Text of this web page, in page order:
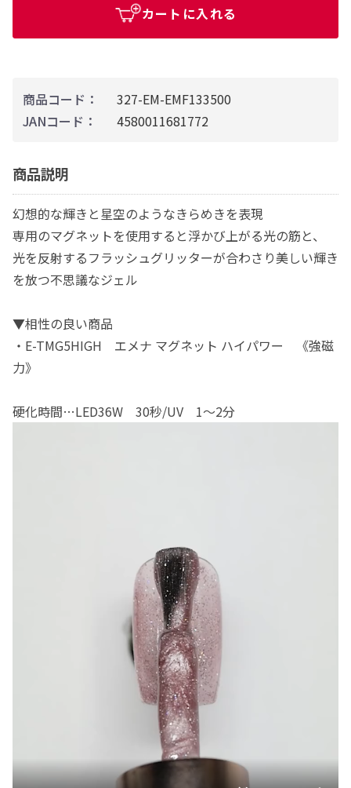
商品コード：
327-EM-EMF133500
JANコード：
4580011681772
商品説明
幻想的な輝きと星空のようなきらめきを表現
専用のマグネットを使用すると浮かび上がる光の筋と、
光を反射するフラッシュグリッターが合わさり美しい輝き
を放つ不思議なジェル
▼相性の良い商品
・E-TMG5HIGH エメナ マグネット ハイパワー 《強磁
力》
硬化時間…LED36W 30秒/UV 1～2分
カートに入れる